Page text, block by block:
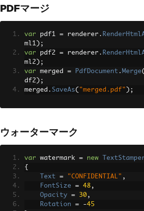
PDFマージ
var pdf1 = renderer .
ml1 );
var pdf2 = renderer .
ml2 );
var merged = PdfDocument . Merge(
df2 );
merged . SaveAs( "merged.pdf" );
ウォーターマーク
var watermark = new
{
Text
= "CONFIDENTIAL" ,
FontSize
= 48 ,
Opacity
= 30,
Rotation
= -45